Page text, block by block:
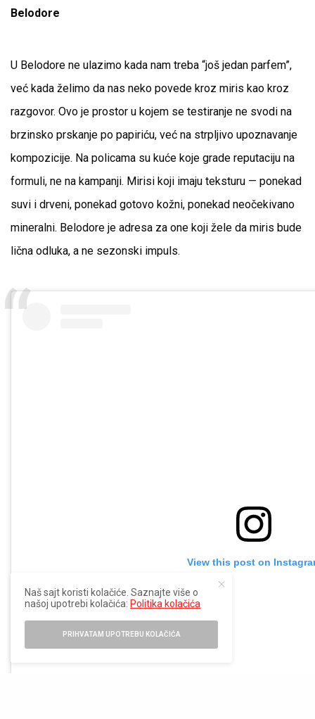
Belodore
U Belodore ne ulazimo kada nam treba “još jedan parfem”,
već kada želimo da nas neko povede kroz miris kao kroz
razgovor. Ovo je prostor u kojem se testiranje ne svodi na
brzinsko prskanje po papiriću, već na strpljivo upoznavanje
kompozicije. Na policama su kuće koje grade reputaciju na
formuli, ne na kampanji. Mirisi koji imaju teksturu — ponekad
suvi i drveni, ponekad gotovo kožni, ponekad neočekivano
mineralni. Belodore je adresa za one koji žele da miris bude
lična odluka, a ne sezonski impuls.
View this post on
Naš sajt koristi kolačiće. Saznajte više o
našoj upotrebi kolačića: Politika kolačića
PRIHVATAM UPOTREBU KOLAČIĆA